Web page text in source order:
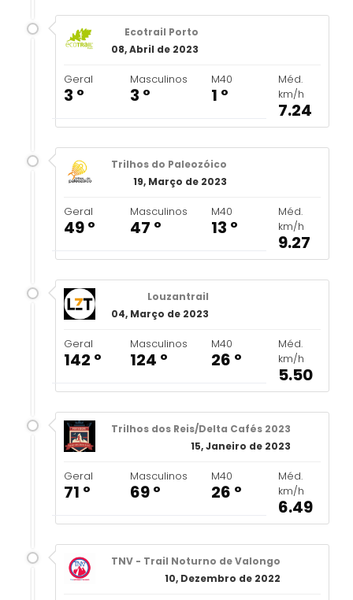
Ecotrail Porto
08, Abril de 2023
Geral
3 º
Masculinos
3 º
M40
1 º
Méd.
km/h
7.24
Trilhos do Paleozóico
19, Março de 2023
Geral
49 º
Masculinos
47 º
M40
13 º
Méd.
km/h
9.27
Louzantrail
04, Março de 2023
Geral
142 º
Masculinos
124 º
M40
26 º
Méd.
km/h
5.50
Trilhos dos Reis/Delta Cafés 2023
15, Janeiro de 2023
Geral
71 º
Masculinos
69 º
M40
26 º
Méd.
km/h
6.49
TNV - Trail Noturno de Valongo
10, Dezembro de 2022